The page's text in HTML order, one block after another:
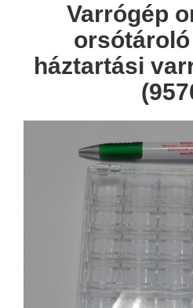
Varrógép
háztartási